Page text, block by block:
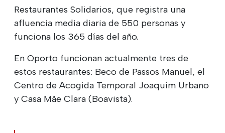
Restaurantes Solidarios, que registra una
afluencia media diaria de 550 personas y
funciona los 365 días del año.
En Oporto funcionan actualmente tres de
estos restaurantes: Beco de Passos Manuel, el
Centro de Acogida Temporal Joaquim Urbano
y Casa Mãe Clara (Boavista).